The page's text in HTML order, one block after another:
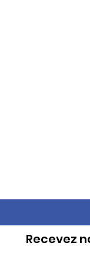
Recevez